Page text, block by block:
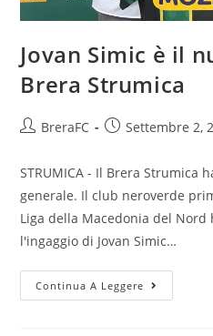
Jovan Simic è il
Brera Strumica
BreraFC Settembre 2,
STRUMICA - Il Brera Strumica
generale. Il club neroverde
Liga della Macedonia del
l'ingaggio di Jovan Simic…
Continua A Leggere